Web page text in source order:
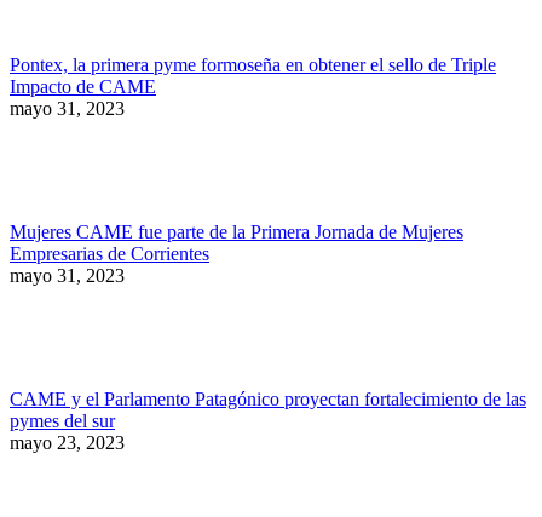
Pontex, la primera pyme formoseña en obtener el sello de Triple
Impacto de CAME
mayo 31, 2023
Mujeres CAME fue parte de la Primera Jornada de Mujeres
Empresarias de Corrientes
mayo 31, 2023
CAME y el Parlamento Patagónico proyectan fortalecimiento de las
pymes del sur
mayo 23, 2023